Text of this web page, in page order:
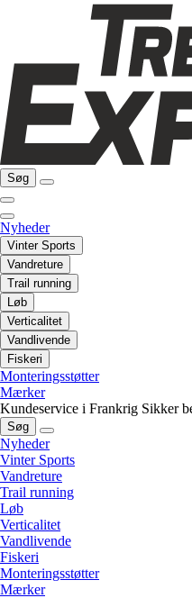
Søg
Nyheder
Vinter Sports
Vandreture
Trail running
Løb
Verticalitet
Vandlivende
Fiskeri
Monteringsstøtter
Mærker
Kundeservice i Frankrig Sikker
Søg
Nyheder
Vinter Sports
Vandreture
Trail running
Løb
Verticalitet
Vandlivende
Fiskeri
Monteringsstøtter
Mærker